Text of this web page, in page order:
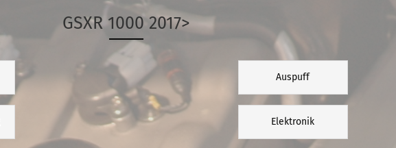
Konto erstellen
Passwort vergessen?
GSXR 1000 2017>
Auspuff
Elektronik